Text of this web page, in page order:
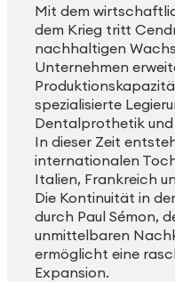
Mit dem
dem Krieg tritt
nachhaltigen
Unternehmen
spezialisierte
Dentalprothetik und
In dieser Zeit
internationalen
Italien, Frankreich
Die Kontinuität in
durch Paul Sémon,
unmittelbaren
ermöglicht eine
Expansion.